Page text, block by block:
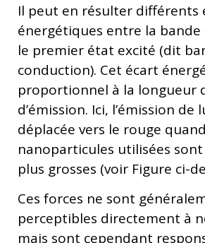
Il peut en résulter différents
énergétiques entre la bande
le premier état excité (dit
conduction). Cet écart
proportionnel à la longueur
d’émission. Ici, l’émission de
déplacée vers le rouge
nanoparticules utilisées
plus grosses (voir Figure ci-
Ces forces ne sont
perceptibles directement à
mais sont cependant